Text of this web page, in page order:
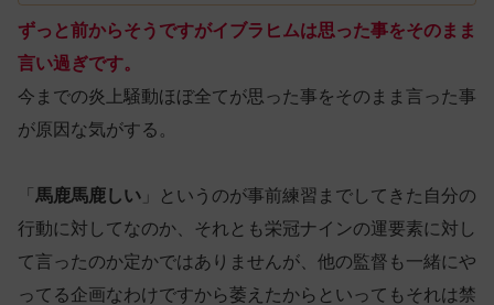
ずっと前からそうですがイブラヒムは思った事をそのまま
言い過ぎです。
今までの炎上騒動ほぼ全てが思った事をそのまま言った事
が原因な気がする。
「 馬鹿馬鹿しい 」というのが事前練習までしてきた自分の
行動に対してなのか、それとも栄冠ナインの運要素に対し
て言ったのか定かではありませんが、他の監督も一緒にや
ってる企画なわけですから萎えたからといってもそれは禁